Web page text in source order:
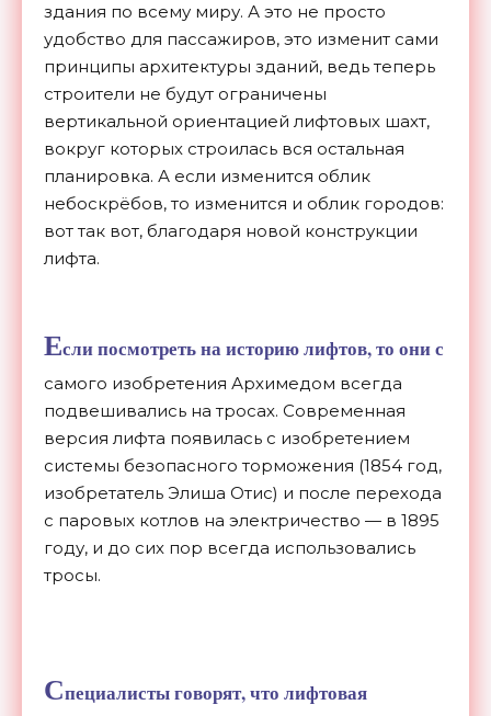
здания по всему миру. А это не просто
удобство для пассажиров, это изменит сами
принципы архитектуры зданий, ведь теперь
строители не будут ограничены
вертикальной ориентацией лифтовых шахт,
вокруг которых строилась вся остальная
планировка. А если изменится облик
небоскрёбов, то изменится и облик городов:
вот так вот, благодаря новой конструкции
лифта.
Если посмотреть на историю лифтов, то они с
самого изобретения Архимедом всегда
подвешивались на тросах. Современная
версия лифта появилась с изобретением
системы безопасного торможения (1854 год,
изобретатель Элиша Отис) и после перехода
с паровых котлов на электричество — в 1895
году, и до сих пор всегда использовались
тросы.
Специалисты говорят, что лифтовая